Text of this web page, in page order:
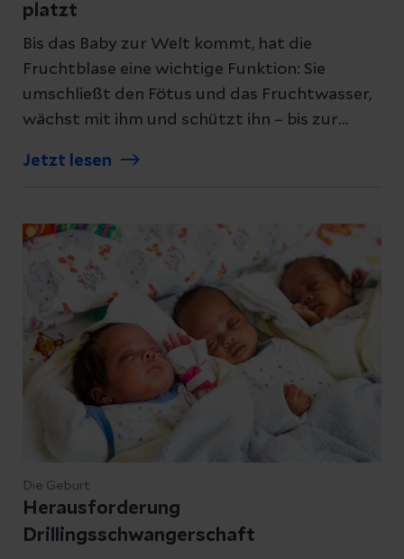
platzt
Bis das Baby zur Welt kommt, hat die
Fruchtblase eine wichtige Funktion: Sie
umschließt den Fötus und das Fruchtwasser,
wächst mit ihm und schützt ihn – bis zur
einem vorzeitigen Blasensprung – was
Jetzt lesen
Die Geburt
Herausforderung
Drillingsschwangerschaft